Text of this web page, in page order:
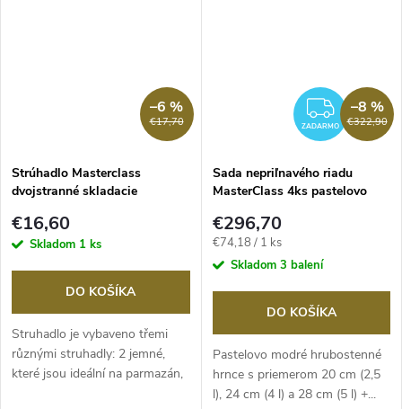
€17,70
–6 %
Strúhadlo Masterclass
dvojstranné skladacie
€16,60
Skladom 1 ks
DO KOŠÍKA
Struhadlo je vybaveno třemi
různými struhadly: 2 jemné,
které jsou ideální na parmazán,
ZADARMO €322,90
–8 %
Sada nepriľnavého riadu
MasterClass 4ks pastelovo
€296,70
Jednotková
cena:
€74,18 / 1 ks
Skladom 3 balení
DO KOŠÍKA
Pastelovo modré hrubostenné
hrnce s priemerom 20 cm (2,5
l), 24 cm (4 l) a 28 cm (5 l) +...